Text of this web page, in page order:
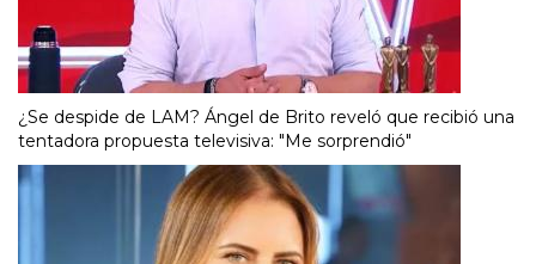
¿Se despide de LAM? Ángel de Brito reveló que recibió una
tentadora propuesta televisiva: "Me sorprendió"